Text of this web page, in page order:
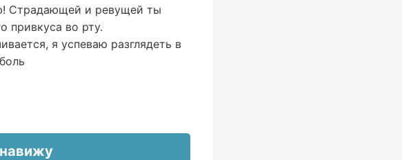
Страдающей и ревущей ты
привкуса во рту.
я успеваю разглядеть в